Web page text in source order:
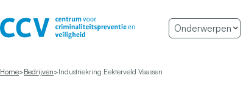
Onderwerpen
Home Bedrijven Industriekring Eekterveld Vaassen